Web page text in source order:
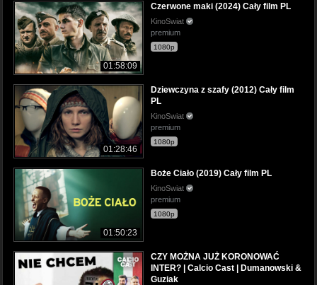
01:58:09
Czerwone maki (2024) Cały film PL
KinoSwiat
premium
1080p
01:28:46
Dziewczyna z szafy (2012) Cały film
PL
KinoSwiat
premium
1080p
01:50:23
Boże Ciało (2019) Cały film PL
KinoSwiat
premium
1080p
CZY MOŻNA JUŻ KORONOWAĆ
INTER? | Calcio Cast | Dumanowski &
Guziak